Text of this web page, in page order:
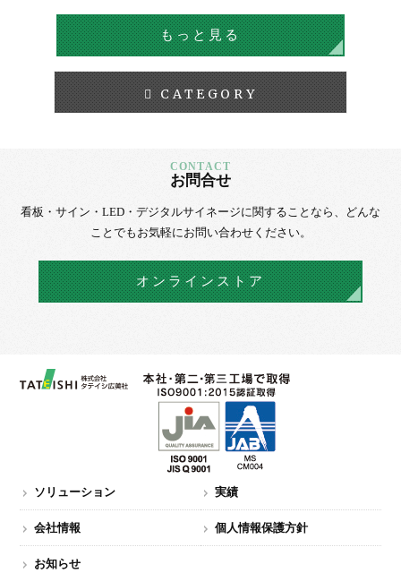
もっと見る
CATEGORY
お問合せ
看板・サイン・LED・デジタルサイネージに関することなら、
どんな
ことでもお気軽にお問い合わせください。
オンラインストア
ソリューション 実績
会社情報 個人情報保護方針
お知らせ